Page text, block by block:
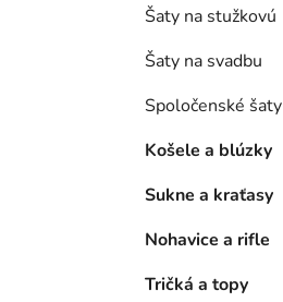
Šaty na stužkovú
Šaty na svadbu
Spoločenské šaty
Košele a blúzky
Sukne a kraťasy
Nohavice a rifle
Tričká a topy